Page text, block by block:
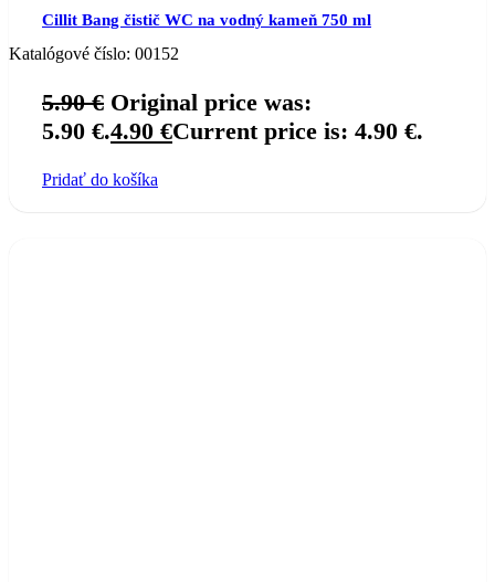
Cillit Bang čistič WC na vodný kameň 750 ml
Katalógové číslo: 00152
5.90€ Original price was:
5.90 €.4.90 €Current price is: 4.90 €.
Pridať do košíka